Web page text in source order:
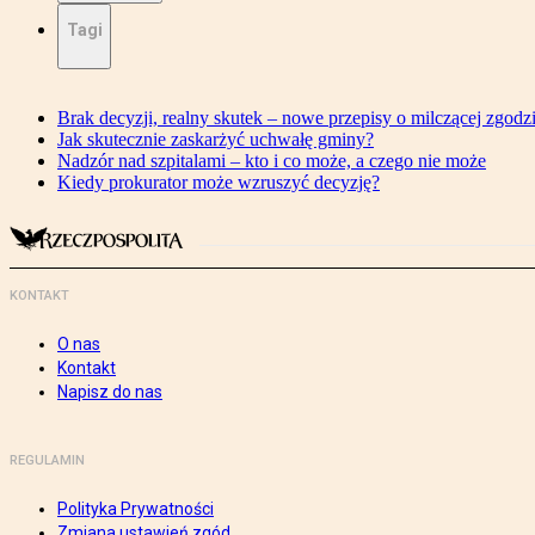
Tagi
Brak decyzji, realny skutek – nowe przepisy o milczącej
Jak skutecznie zaskarżyć uchwałę gminy?
Nadzór nad szpitalami – kto i co może, a czego nie może
Kiedy prokurator może wzruszyć decyzję?
KONTAKT
O nas
Kontakt
Napisz do nas
REGULAMIN
Polityka Prywatności